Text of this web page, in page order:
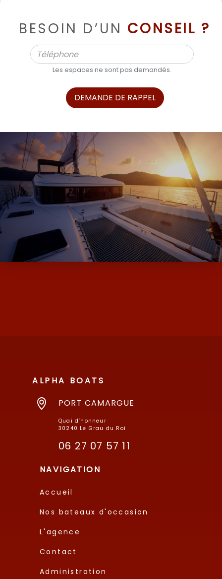
BESOIN D’UN CONSEIL ?
Les espaces ne sont pas demandés.
DEMANDE DE RAPPEL
ALPHA BOATS, L’EXPERT DES BATEAUX
D’OCCASION ET NEUF AVEC SES MARQUES
DE MOODY ET MILLIKAN…
ALPHA BOATS
PORT CAMARGUE
Quai d’honneur
30240 Le Grau du Roi
06 27 07 57 11
NAVIGATION
Accueil
Nos bateaux d'occasion
L'agence
Contact
Administration